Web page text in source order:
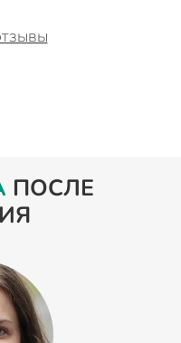
ПОСЛЕ